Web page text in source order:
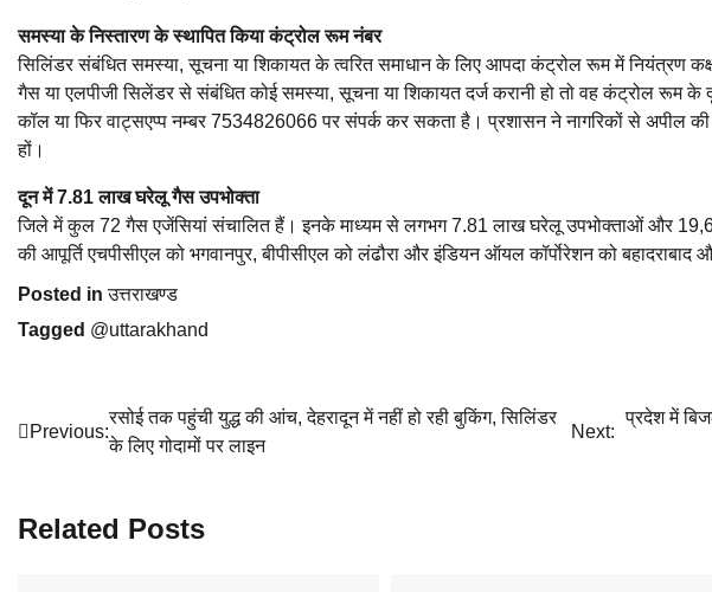
समस्या के निस्तारण के स्थापित किया कंट्रोल रूम नंबर
सिलिंडर संबंधित समस्या, सूचना या शिकायत के त्वरित समाधान के लिए आपदा कंट्रोल रूम में नियंत्रण
गैस या एलपीजी सिलेंडर से संबंधित कोई समस्या, सूचना या शिकायत दर्ज करानी हो तो वह कंट्रोल
कॉल या फिर वाट्सएप्प नम्बर 7534826066 पर संपर्क कर सकता है। प्रशासन ने नागरिकों से अपील
हों।
दून में 7.81 लाख घरेलू गैस उपभोक्ता
जिले में कुल 72 गैस एजेंसियां संचालित हैं। इनके माध्यम से लगभग 7.81 लाख घरेलू उपभोक्ताओं और
की आपूर्ति एचपीसीएल को भगवानपुर, बीपीसीएल को लंढौरा और इंडियन ऑयल कॉर्पाेरेशन को बहादराबाद
Posted inउत्तराखण्ड
Tagged @uttarakhand
Post
Previous:
रसोई तक पहुंची युद्ध की आंच, देहरादून में नहीं हो रही बुकिंग, सिलिंडर
के लिए गोदामों पर लाइन
Next:
प्रदेश में
Related Posts